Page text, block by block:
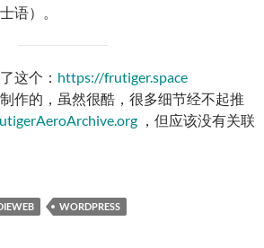
语）。
这个： https://frutiger.space
作的，虽然很酷，很多细节经不起推
，但应该没有关联
WORDPRESS